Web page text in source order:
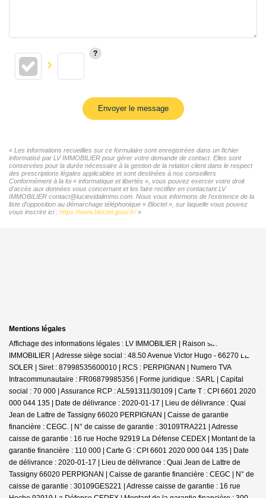
Envoyer le message
« Les informations recueillies sur ce formulaire sont enregistrées dans un fichier
informatisé par LV IMMOBILIER pour gérer votre demande de contact. Elles sont
conservées pour la durée nécessaire à la gestion de la relation client dans le respect
des prescriptions légales applicables et sont destinées à nos conseillers
Conformément à la loi « informatique et libertés », vous pouvez exercer votre droit
d'accès aux données vous concernant et les faire rectifier en contactant LV
IMMOBILIER contact@lucievidalimmo.com. Nous vous informons de l'existence de la
liste d'opposition au démarchage téléphonique « Bloctel », sur laquelle vous pouvez
vous inscrire ici : https://www.bloctel.gouv.fr/»
Mentions légales
Affichage des informations légales : LV IMMOBILIER | Raison sociale : LV
IMMOBILIER | Adresse siège social : 48.50 Avenue Victor Hugo - 66270 LE
SOLER | Siret : 87998535600010 | RCS : PERPIGNAN | Numero TVA
Intracommunautaire : FR06879985356 | Forme juridique : SARL | Capital
social : 70 000 | Assurance RCP : AL591311/30109 | Carte T : CPI 6601 2020
000 044 135 | Date de délivrance : 2020-01-17 | Lieu de délivrance : Quai
Jean de Lattre de Tassigny 66020 PERPIGNAN | Caisse de garantie
financière : CEGC. | N° de caisse de garantie : 30109TRA221 | Adresse
caisse de garantie : 16 rue Hoche 92919 La Défense CEDEX | Montant de la
garantie financière : 110 000 | Carte G : CPI 6601 2020 000 044 135 | Date
de délivrance : 2020-01-17 | Lieu de délivrance : Quai Jean de Lattre de
Tassigny 66020 PERPIGNAN | Caisse de garantie financière : CEGC | N° de
caisse de garantie : 30109GES221 | Adresse caisse de garantie : 16 rue